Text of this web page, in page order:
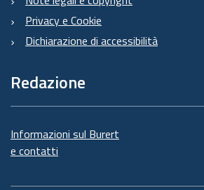
Privacy e Cookie
Dichiarazione di accessibilità
Redazione
Informazioni sul Burert
e contatti